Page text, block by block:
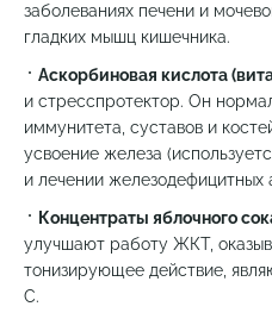
заболеваниях печени и
гладких мышц кишечника.
Аскорбиновая кислота
и стресспротектор. Он
иммунитета, суставов и
усвоение железа
и лечении железодефицитных
Концентраты яблочного
улучшают работу ЖКТ,
тонизирующее действие,
С.